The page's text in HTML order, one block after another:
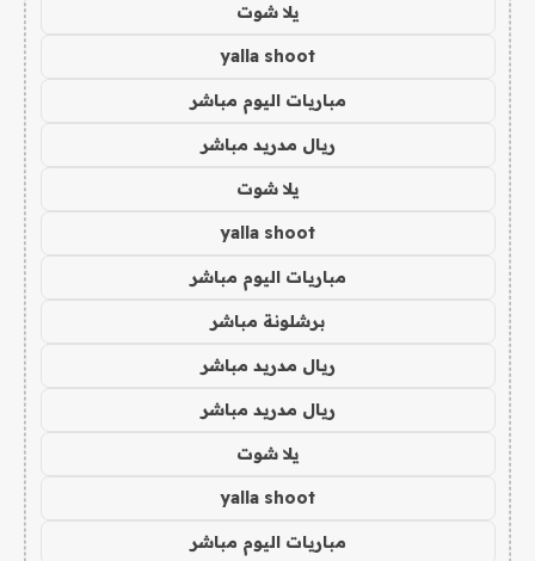
يلا شوت
yalla shoot
مباريات اليوم مباشر
ريال مدريد مباشر
يلا شوت
yalla shoot
مباريات اليوم مباشر
برشلونة مباشر
ريال مدريد مباشر
ريال مدريد مباشر
يلا شوت
yalla shoot
مباريات اليوم مباشر